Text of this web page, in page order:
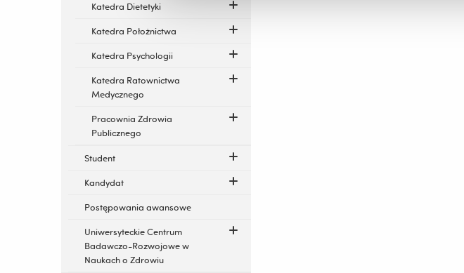
Katedra Dietetyki
Katedra Położnictwa
Katedra Psychologii
Katedra Ratownictwa
Medycznego
Pracownia Zdrowia
Publicznego
Student
Kandydat
Postępowania awansowe
Uniwersyteckie Centrum
Badawczo-Rozwojowe w
Naukach o Zdrowiu